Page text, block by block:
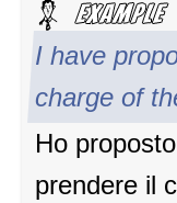
I have
charge of
Ho
prendere il